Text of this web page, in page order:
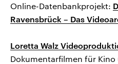
Online-Datenbankprojekt:
Ravensbrück – Das
Loretta Walz
Dokumentarfilmen für